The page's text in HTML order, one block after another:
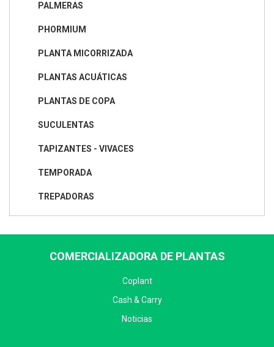
PALMERAS
PHORMIUM
PLANTA MICORRIZADA
PLANTAS ACUÁTICAS
PLANTAS DE COPA
SUCULENTAS
TAPIZANTES - VIVACES
TEMPORADA
TREPADORAS
COMERCIALIZADORA DE PLANTAS
Coplant
Cash & Carry
Noticias